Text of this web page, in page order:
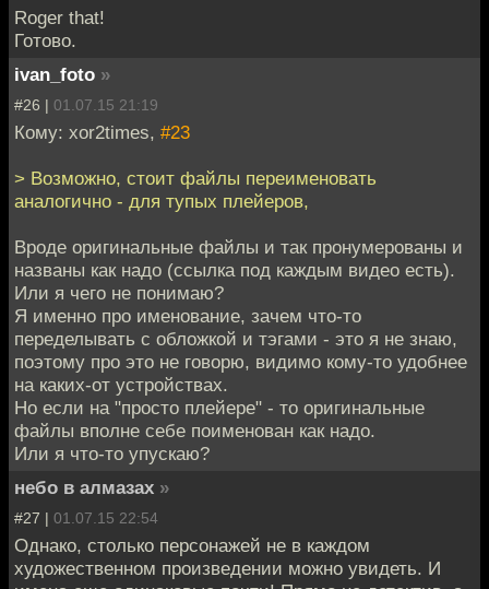
Roger that!
Готово.
ivan_foto »
#26 | 01.07.15 21:19
Кому: xor2times, #23
> Возможно, стоит файлы переименовать
аналогично - для тупых плейеров,
Вроде оригинальные файлы и так пронумерованы и
названы как надо (ссылка под каждым видео есть).
Или я чего не понимаю?
Я именно про именование, зачем что-то
переделывать с обложкой и тэгами - это я не знаю,
поэтому про это не говорю, видимо кому-то удобнее
на каких-от устройствах.
Но если на "просто плейере" - то оригинальные
файлы вполне себе поименован как надо.
Или я что-то упускаю?
небо в алмазах »
#27 | 01.07.15 22:54
Однако, столько персонажей не в каждом
художественном произведении можно увидеть. И